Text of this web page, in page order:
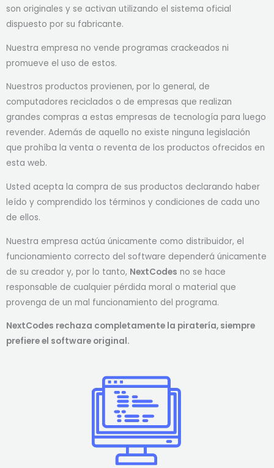
son originales y se activan utilizando el sistema oficial
dispuesto por su fabricante.
Nuestra empresa no vende programas crackeados ni
promueve el uso de estos.
Nuestros productos provienen, por lo general, de
computadores reciclados o de empresas que realizan
grandes compras a estas empresas de tecnología para luego
revender. Además de aquello no existe ninguna legislación
que prohíba la venta o reventa de los productos ofrecidos en
esta web.
Usted acepta la compra de sus productos declarando haber
leído y comprendido los términos y condiciones de cada uno
de ellos.
Nuestra empresa actúa únicamente como distribuidor, el
funcionamiento correcto del software dependerá únicamente
de su creador y, por lo tanto, NextCodes no se hace
responsable de cualquier pérdida moral o material que
provenga de un mal funcionamiento del programa.
NextCodes rechaza completamente la piratería, siempre
prefiere el software original.